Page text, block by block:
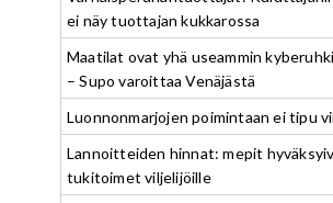
ei näy tuottajan kukkarossa
Maatilat ovat yhä useammin
– Supo varoittaa Venäjästä
Luonnonmarjojen poimintaan ei tipu
Lannoitteiden hinnat: mepit
tukitoimet viljelijöille